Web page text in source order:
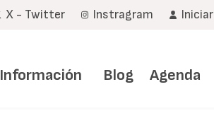
X - Twitter Instragram
Información Blog Agenda